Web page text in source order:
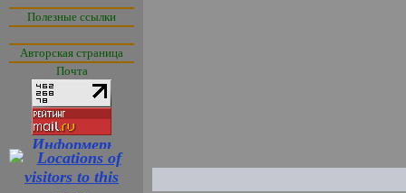
Полезные ссылки
Авторская страница
Почта